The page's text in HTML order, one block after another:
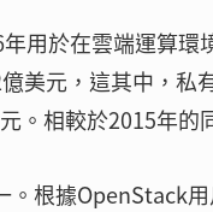
用於在雲端運算
美元，這其中，
。相較於2015年的
根據OpenStack